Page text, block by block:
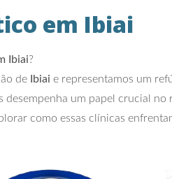
em Ibiai
Ibiai?
de
Ibiai e representamos um
desempenha um papel crucial
como essas clínicas